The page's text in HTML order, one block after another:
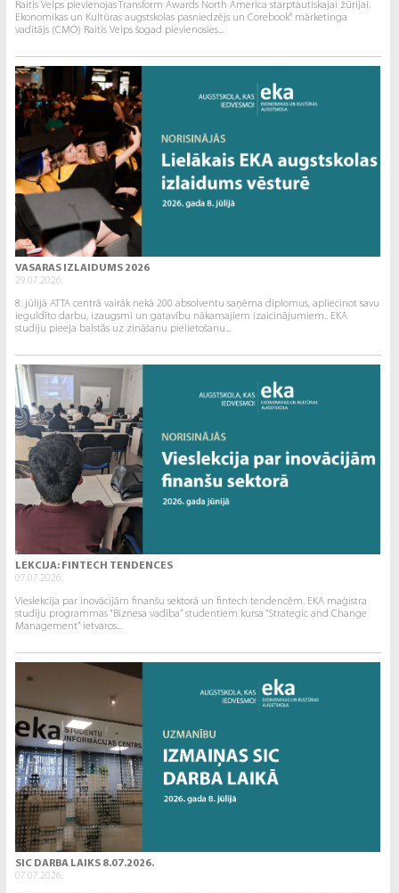
Raitis Velps pievienojas Transform Awards North America starptautiskajai žūrijai.
Ekonomikas un Kultūras augstskolas pasniedzējs un Corebook° mārketinga
vadītājs (CMO) Raitis Velps šogad pievienosies...
VASARAS IZLAIDUMS 2026
29.07.2026.
8. jūlijā ATTA centrā vairāk nekā 200 absolventu saņēma diplomus, apliecinot savu
ieguldīto darbu, izaugsmi un gatavību nākamajiem izaicinājumiem.. EKA
studiju pieeja balstās uz zināšanu pielietošanu...
LEKCIJA: FINTECH TENDENCES
07.07.2026.
Vieslekcija par inovācijām finanšu sektorā un fintech tendencēm. EKA maģistra
studiju programmas “Biznesa vadība” studentiem kursa “Strategic and Change
Management” ietvaros...
SIC DARBA LAIKS 8.07.2026.
07.07.2026.